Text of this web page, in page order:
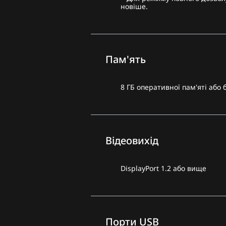
новіше.
Пам'ять
8 ГБ оперативної пам'яті або
Відеовихід
DisplayPort 1.2 або вище
Порти USB